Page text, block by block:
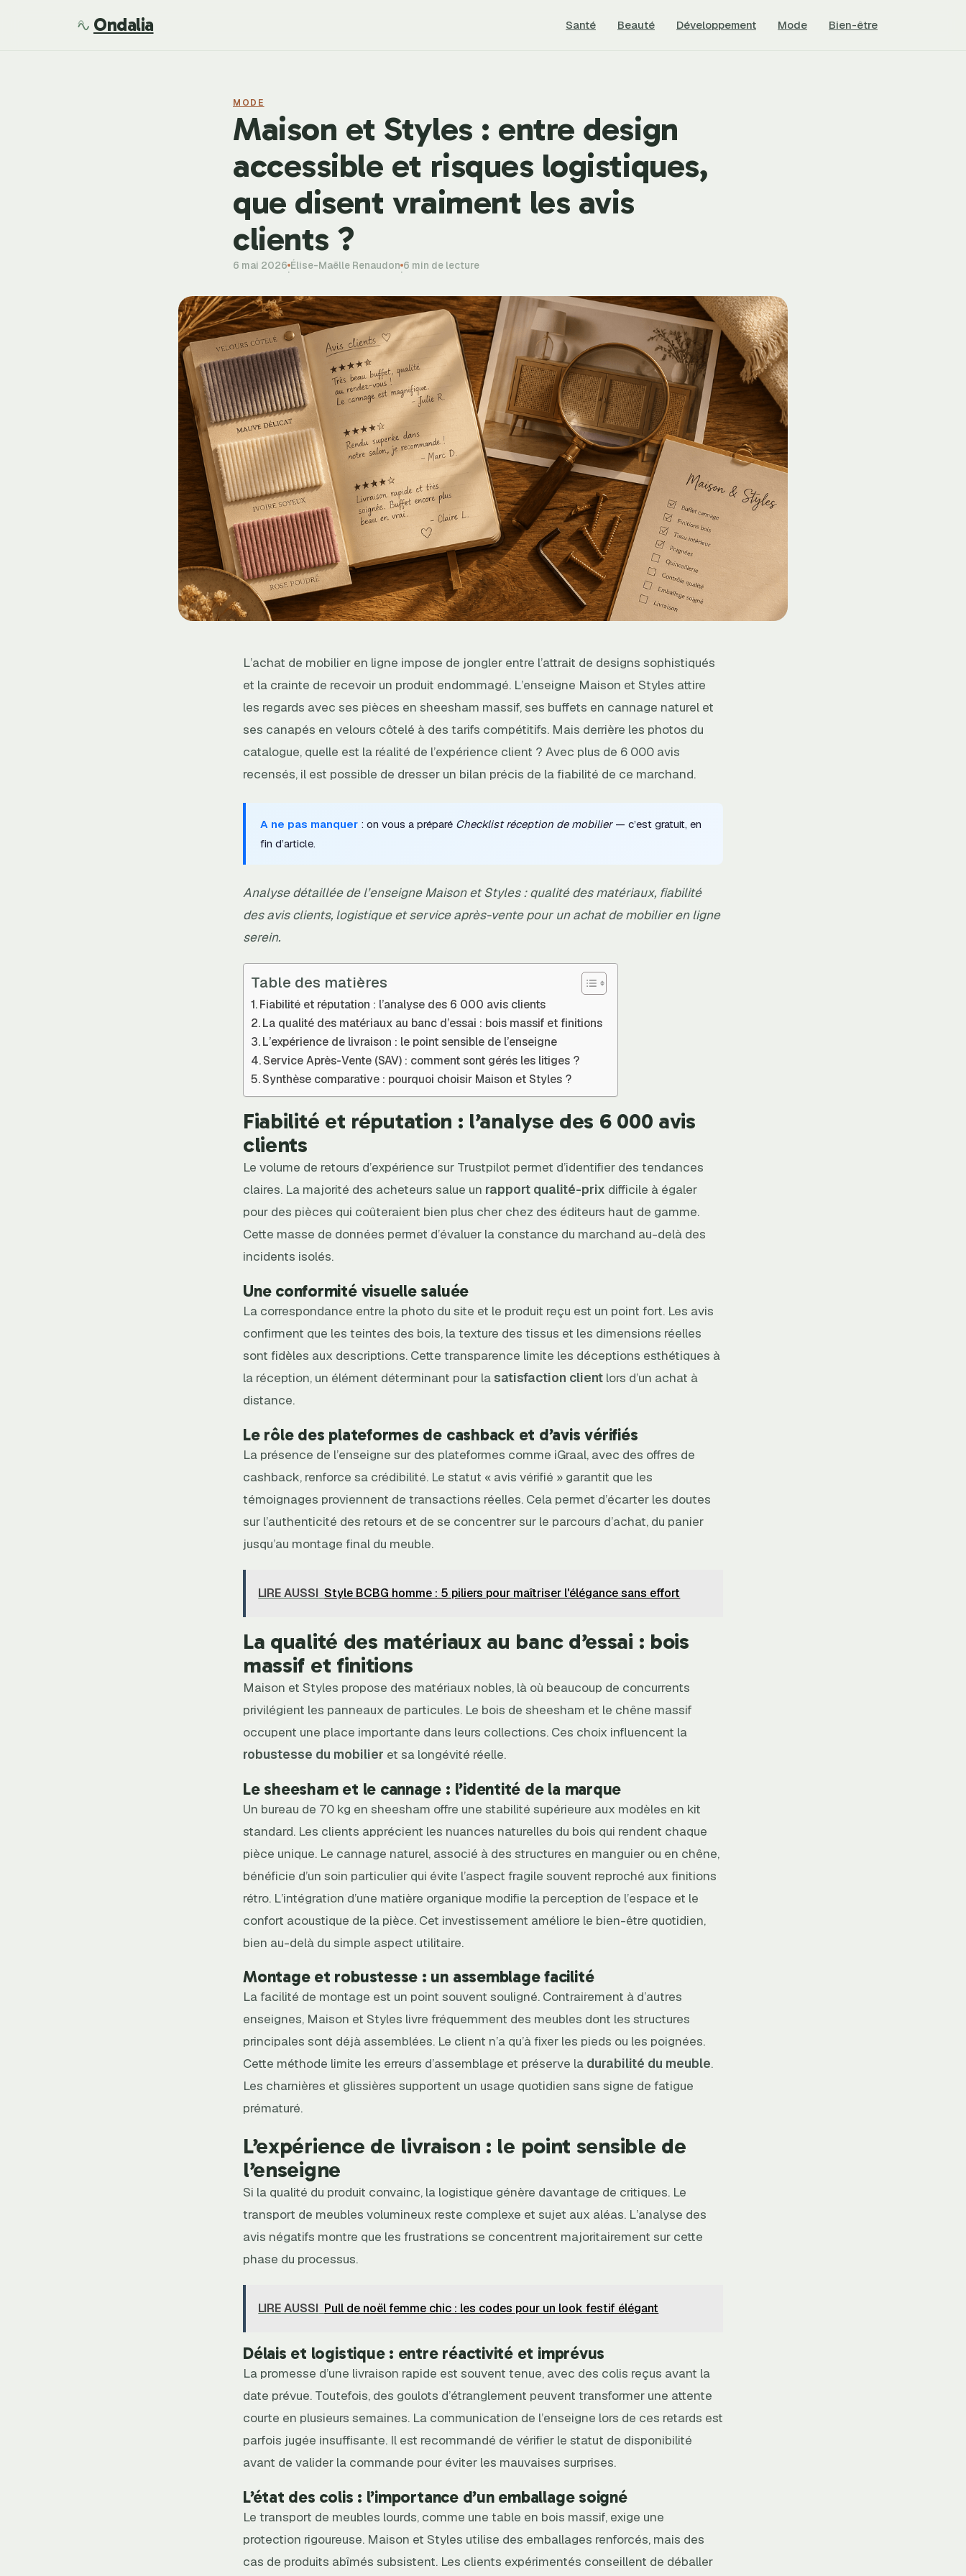
Ondalia Santé Beauté Développement Mode Bien-être
MODE
Maison et Styles : entre design
accessible et risques logistiques,
que disent vraiment les avis
clients ?
6 mai 2026·Élise-Maëlle Renaudon·6 min de lecture
L’achat de mobilier en ligne impose de jongler entre l’attrait de designs sophistiqués
et la crainte de recevoir un produit endommagé. L’enseigne Maison et Styles attire
les regards avec ses pièces en sheesham massif, ses buffets en cannage naturel et
ses canapés en velours côtelé à des tarifs compétitifs. Mais derrière les photos du
catalogue, quelle est la réalité de l’expérience client ? Avec plus de 6 000 avis
recensés, il est possible de dresser un bilan précis de la fiabilité de ce marchand.
A ne pas manquer : on vous a préparé Checklist réception de mobilier— c’est gratuit, en
fin d’article.
Analyse détaillée de l’enseigne Maison et Styles : qualité des matériaux, fiabilité
des avis clients, logistique et service après-vente pour un achat de mobilier en ligne
serein.
Table des matières
Fiabilité et réputation : l’analyse des 6 000 avis clients
La qualité des matériaux au banc d’essai : bois massif et finitions
L’expérience de livraison : le point sensible de l’enseigne
Service Après-Vente (SAV) : comment sont gérés les litiges ?
Synthèse comparative : pourquoi choisir Maison et Styles ?
Fiabilité et réputation : l’analyse des 6 000 avis
clients
Le volume de retours d’expérience sur Trustpilot permet d’identifier des tendances
claires. La majorité des acheteurs salue un rapport qualité-prix difficile à égaler
pour des pièces qui coûteraient bien plus cher chez des éditeurs haut de gamme.
Cette masse de données permet d’évaluer la constance du marchand au-delà des
incidents isolés.
Une conformité visuelle saluée
La correspondance entre la photo du site et le produit reçu est un point fort. Les avis
confirment que les teintes des bois, la texture des tissus et les dimensions réelles
sont fidèles aux descriptions. Cette transparence limite les déceptions esthétiques à
la réception, un élément déterminant pour la satisfaction client lors d’un achat à
distance.
Le rôle des plateformes de cashback et d’avis vérifiés
La présence de l’enseigne sur des plateformes comme iGraal, avec des offres de
cashback, renforce sa crédibilité. Le statut « avis vérifié » garantit que les
témoignages proviennent de transactions réelles. Cela permet d’écarter les doutes
sur l’authenticité des retours et de se concentrer sur le parcours d’achat, du panier
jusqu’au montage final du meuble.
LIRE AUSSI Style BCBG homme : 5 piliers pour maîtriser l'élégance sans effort
La qualité des matériaux au banc d’essai : bois
massif et finitions
Maison et Styles propose des matériaux nobles, là où beaucoup de concurrents
privilégient les panneaux de particules. Le bois de sheesham et le chêne massif
occupent une place importante dans leurs collections. Ces choix influencent la
robustesse du mobilier et sa longévité réelle.
Le sheesham et le cannage : l’identité de la marque
Un bureau de 70 kg en sheesham offre une stabilité supérieure aux modèles en kit
standard. Les clients apprécient les nuances naturelles du bois qui rendent chaque
pièce unique. Le cannage naturel, associé à des structures en manguier ou en chêne,
bénéficie d’un soin particulier qui évite l’aspect fragile souvent reproché aux finitions
rétro. L’intégration d’une matière organique modifie la perception de l’espace et le
confort acoustique de la pièce. Cet investissement améliore le bien-être quotidien,
bien au-delà du simple aspect utilitaire.
Montage et robustesse : un assemblage facilité
La facilité de montage est un point souvent souligné. Contrairement à d’autres
enseignes, Maison et Styles livre fréquemment des meubles dont les structures
principales sont déjà assemblées. Le client n’a qu’à fixer les pieds ou les poignées.
Cette méthode limite les erreurs d’assemblage et préserve la durabilité du meuble.
Les charnières et glissières supportent un usage quotidien sans signe de fatigue
prématuré.
L’expérience de livraison : le point sensible de
l’enseigne
Si la qualité du produit convainc, la logistique génère davantage de critiques. Le
transport de meubles volumineux reste complexe et sujet aux aléas. L’analyse des
avis négatifs montre que les frustrations se concentrent majoritairement sur cette
phase du processus.
LIRE AUSSI Pull de noël femme chic : les codes pour un look festif élégant
Délais et logistique : entre réactivité et imprévus
La promesse d’une livraison rapide est souvent tenue, avec des colis reçus avant la
date prévue. Toutefois, des goulots d’étranglement peuvent transformer une attente
courte en plusieurs semaines. La communication de l’enseigne lors de ces retards est
parfois jugée insuffisante. Il est recommandé de vérifier le statut de disponibilité
avant de valider la commande pour éviter les mauvaises surprises.
L’état des colis : l’importance d’un emballage soigné
Le transport de meubles lourds, comme une table en bois massif, exige une
protection rigoureuse. Maison et Styles utilise des emballages renforcés, mais des
cas de produits abîmés subsistent. Les clients expérimentés conseillent de déballer